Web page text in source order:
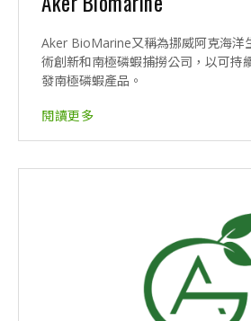
Aker BioMarine又稱為挪威阿克海洋
術創新和南極磷蝦捕撈公司，以可持
發南極磷蝦產品。
閱讀更多